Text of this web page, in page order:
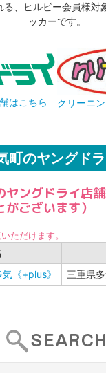
る、ヒルビー会員様対
ッカーです。
はこちら
クリーニ
町のヤングド
ヤングドライ店
ございます）
ただけます。
《+plus》
三重県